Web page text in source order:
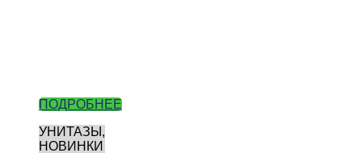
ПОДРОБНЕЕ
УНИТАЗЫ,
НОВИНКИ